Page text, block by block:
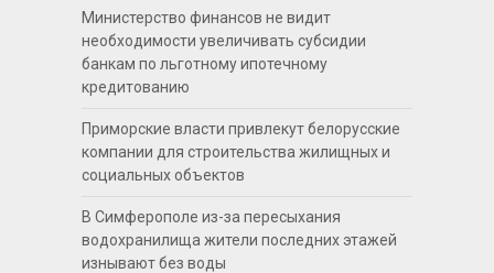
Министерство финансов не видит
необходимости увеличивать субсидии
банкам по льготному ипотечному
кредитованию
Приморские власти привлекут белорусские
компании для строительства жилищных и
социальных объектов
В Симферополе из-за пересыхания
водохранилища жители последних этажей
изнывают без воды